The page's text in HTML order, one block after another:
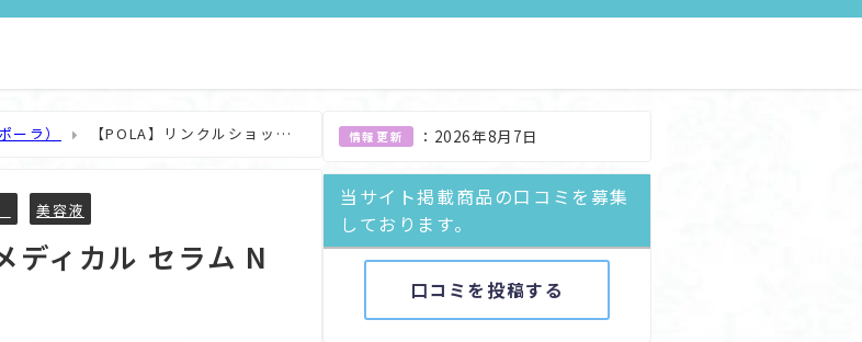
ーラ）
【POLA】リンクルショット
美容液
ディカル セラム N
情報更新 ： 2026年8月7日
当サイト掲載商品の口コミを募集
しております。
口コミを投稿する